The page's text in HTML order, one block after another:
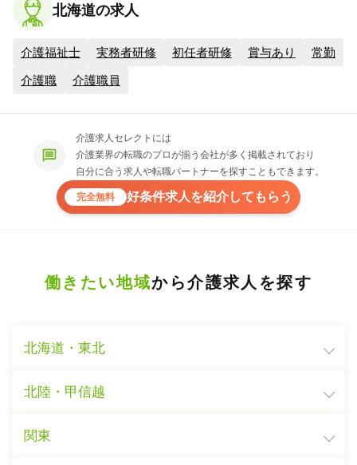
北海道の求人
介護福祉士 実務者研修 初任者研修 賞与あり 常勤
介護職 介護職員
介護求人セレクトには
介護業界の転職のプロが揃う会社が多く掲載されており
自分に合う求人や転職パートナーを探すこともできます。
完全無料 好条件求人を紹介してもらう
働きたい地域から介護求人を探す
北海道・東北
北陸・甲信越
関東